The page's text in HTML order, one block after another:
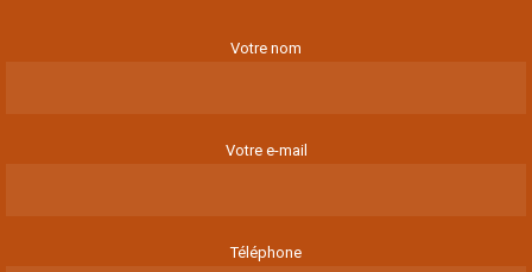
Votre nom
Votre e-mail
Téléphone